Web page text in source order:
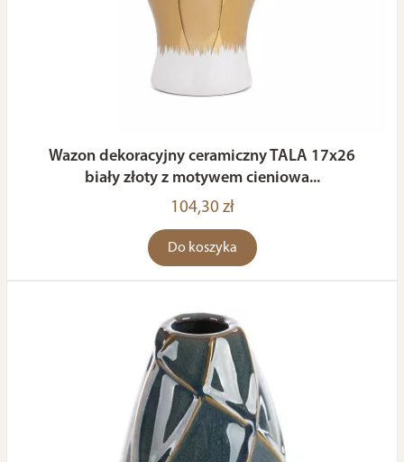
Wazon dekoracyjny ceramiczny TALA 17x26
biały złoty z motywem cieniowa...
104,30 zł
Do koszyka